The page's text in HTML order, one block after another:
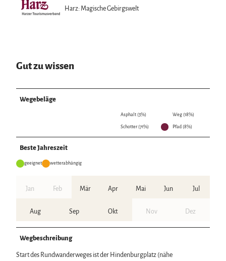
Harz: Magische Gebirgswelt
Gut zu wissen
Wegebeläge
Asphalt (3%) Weg (18%)
Schotter (71%) Pfad (8%)
Beste Jahreszeit
geeignet wetterabhängig
Jan Feb Mär Apr Mai Jun Jul
Aug Sep Okt Nov Dez
Wegbeschreibung
Start des Rundwanderweges ist der Hindenburgplatz (nähe